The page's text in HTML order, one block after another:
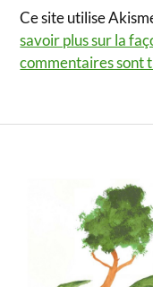
Ce site utilise
savoir plus sur la
commentaires sont